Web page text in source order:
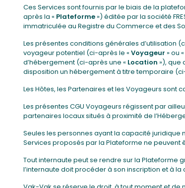
Ces Services sont fournis par le biais de la
après la « Plateforme ») éditée par la société
immatriculée au Registre du Commerce et des
Les présentes conditions générales d’utilisation
voyageur potentiel (ci-après le « Voyageur » ou «
d’hébergement (ci-après une « Location »), que
disposition un hébergement à titre temporaire
Les Hôtes, les Partenaires et les Voyageurs sont
Les présentes CGU Voyageurs régissent par
partenaires locaux situés à proximité de
Seules les personnes ayant la capacité
Services proposés par la Plateforme ne peuvent
Tout internaute peut se rendre sur la Plateforme
l’internaute doit procéder à son inscription et à